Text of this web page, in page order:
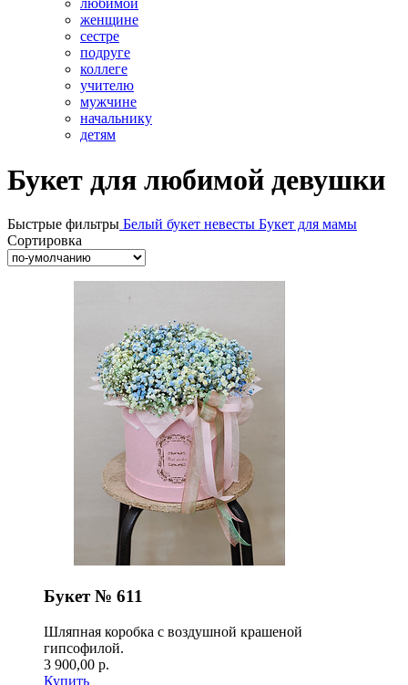
любимой
женщине
сестре
подруге
коллеге
учителю
мужчине
начальнику
детям
Букет для любимой девушки
Быстрые фильтры Белый букет невесты Букет для мамы
Сортировка
Букет № 611
Шляпная коробка с воздушной крашеной
гипсофилой.
3 900,00 р.
Купить